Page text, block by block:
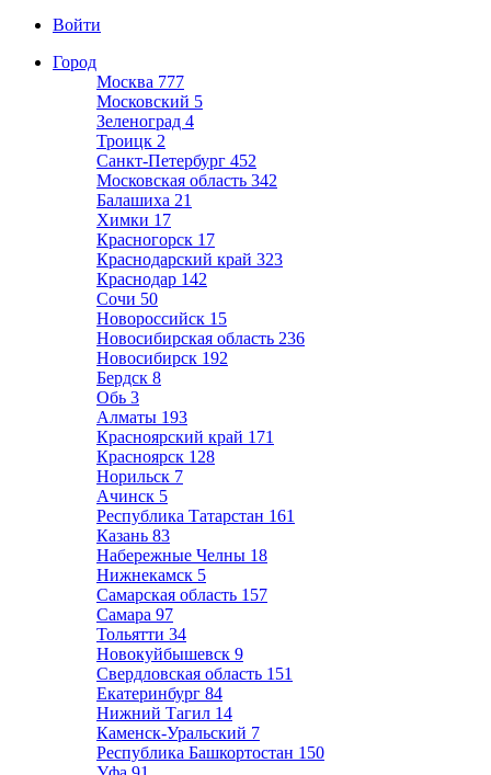
Войти
Город
Москва 777
Московский 5
Зеленоград 4
Троицк 2
Санкт-Петербург 452
Московская область 342
Балашиха 21
Химки 17
Красногорск 17
Краснодарский край 323
Краснодар 142
Сочи 50
Новороссийск 15
Новосибирская область 236
Новосибирск 192
Бердск 8
Обь 3
Алматы 193
Красноярский край 171
Красноярск 128
Норильск 7
Ачинск 5
Республика Татарстан 161
Казань 83
Набережные Челны 18
Нижнекамск 5
Самарская область 157
Самара 97
Тольятти 34
Новокуйбышевск 9
Свердловская область 151
Екатеринбург 84
Нижний Тагил 14
Каменск-Уральский 7
Республика Башкортостан 150